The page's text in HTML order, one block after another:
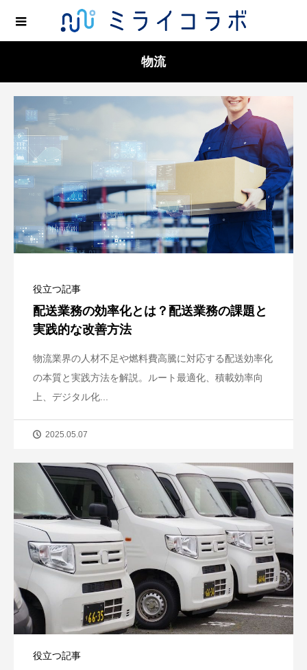
物流
役立つ記事
配送業務の効率化とは？配送業務の課題と
実践的な改善方法
物流業界の人材不足や燃料費高騰に対応する配送効率化
の本質と実践方法を解説。ルート最適化、積載効率向
上、デジタル化...
2025.05.07
役立つ記事